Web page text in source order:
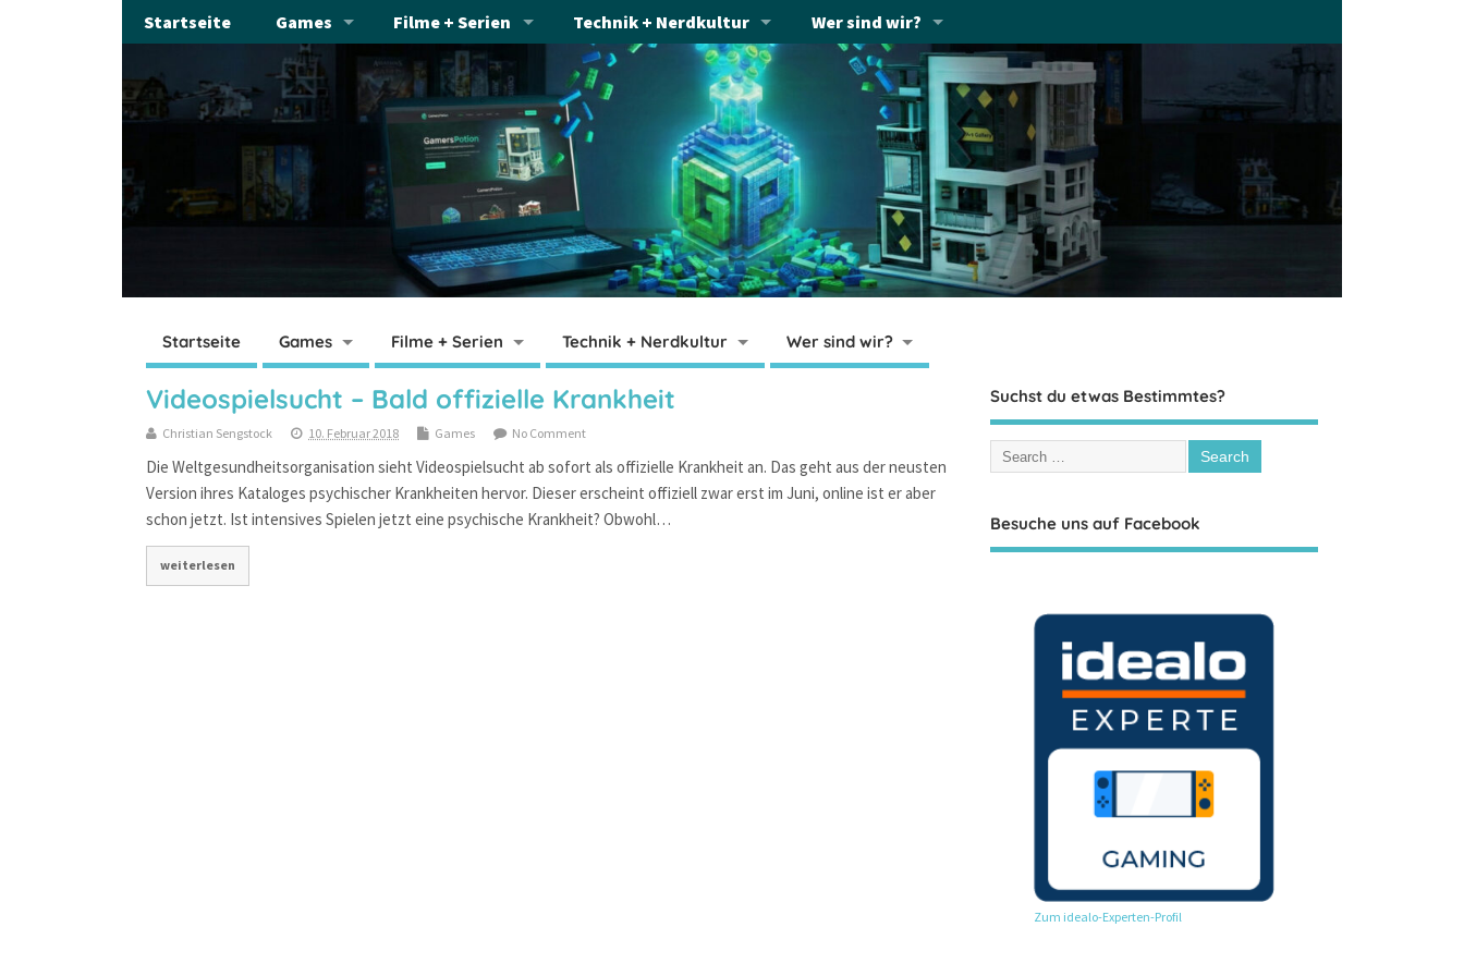
Startseite Games Filme + Serien Technik + Nerdkultur Wer sind wir?
Startseite Games Filme + Serien Technik + Nerdkultur Wer sind wir?
Videospielsucht – Bald offizielle Krankheit
Christian Sengstock 10. Februar 2018 Games No Comment
Die Weltgesundheitsorganisation sieht Videospielsucht ab sofort als offizielle Krankheit an. Das geht aus der neusten
Version ihres Kataloges psychischer Krankheiten hervor. Dieser erscheint offiziell zwar erst im Juni, online ist er aber
schon jetzt. Ist intensives Spielen jetzt eine psychische Krankheit? Obwohl…
weiterlesen
Suchst du etwas Bestimmtes?
Besuche uns auf Facebook
Zum idealo-Experten-Profil